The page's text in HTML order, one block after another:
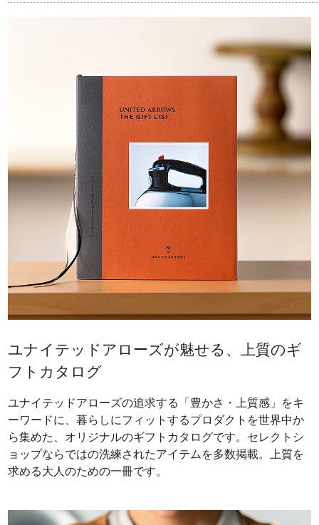
ユナイテッドアローズが魅せる、上質のギ
フトカタログ
ユナイテッドアローズの追求する「豊かさ・上質感」をキ
ーワードに、暮らしにフィットするプロダクトを世界中か
ら集めた、オリジナルのギフトカタログです。セレクトシ
ョップならではの洗練されたアイテムを多数掲載。上質を
求める大人のための一冊です。